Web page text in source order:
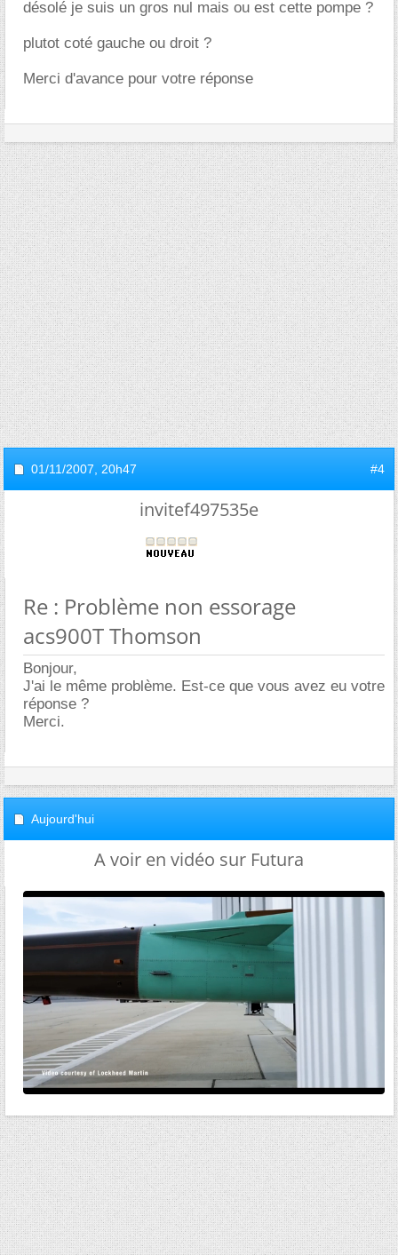
désolé je suis un gros nul mais ou est cette pompe ?
plutot coté gauche ou droit ?
Merci d'avance pour votre réponse
01/11/2007, 20h47 #4
invitef497535e
Re : Problème non essorage
acs900T Thomson
Bonjour,
J'ai le même problème. Est-ce que vous avez eu votre
réponse ?
Merci.
Aujourd'hui
A voir en vidéo sur Futura